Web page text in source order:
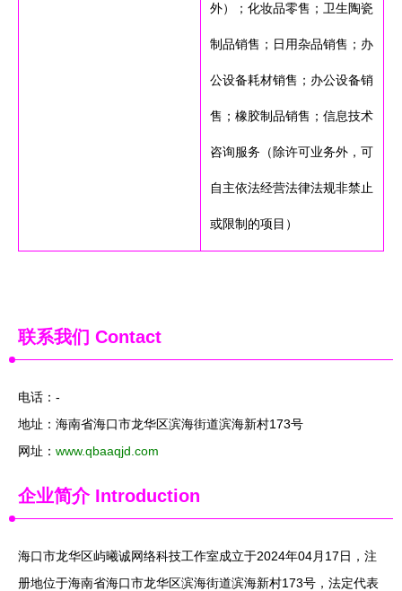
外）；化妆品零售；卫生陶瓷
制品销售；日用杂品销售；办
公设备耗材销售；办公设备销
售；橡胶制品销售；信息技术
咨询服务（除许可业务外，可
自主依法经营法律法规非禁止
或限制的项目）
联系我们 Contact
电话：-
地址：海南省海口市龙华区滨海街道滨海新村173号
网址： www.qbaaqjd.com
企业简介Introduction
海口市龙华区屿曦诚网络科技工作室成立于2024年04月17日，注
册地位于海南省海口市龙华区滨海街道滨海新村173号，法定代表